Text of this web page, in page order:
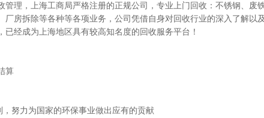
管理，上海工商局严格注册的正规公司，专业上门回收：不锈钢、废
厂房拆除等各种等各项业务，公司凭借自身对回收行业的深入了解以
经成为上海地区具有较高知名度的回收服务平台！
算
努力为国家的环保事业做出应有的贡献